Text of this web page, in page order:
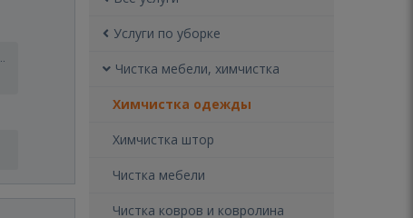
Услуги по уборке
Чистка мебели, химчистка
Химчистка одежды
Химчистка штор
Чистка мебели
Чистка ковров и ковролина